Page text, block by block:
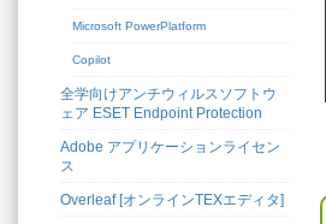
Microsoft PowerPlatform
Copilot
全学向けアンチウィルスソフトウ
ェア ESET Endpoint Protection
Adobe アプリケーションライセン
ス
Overleaf [オンラインTEXエディタ]